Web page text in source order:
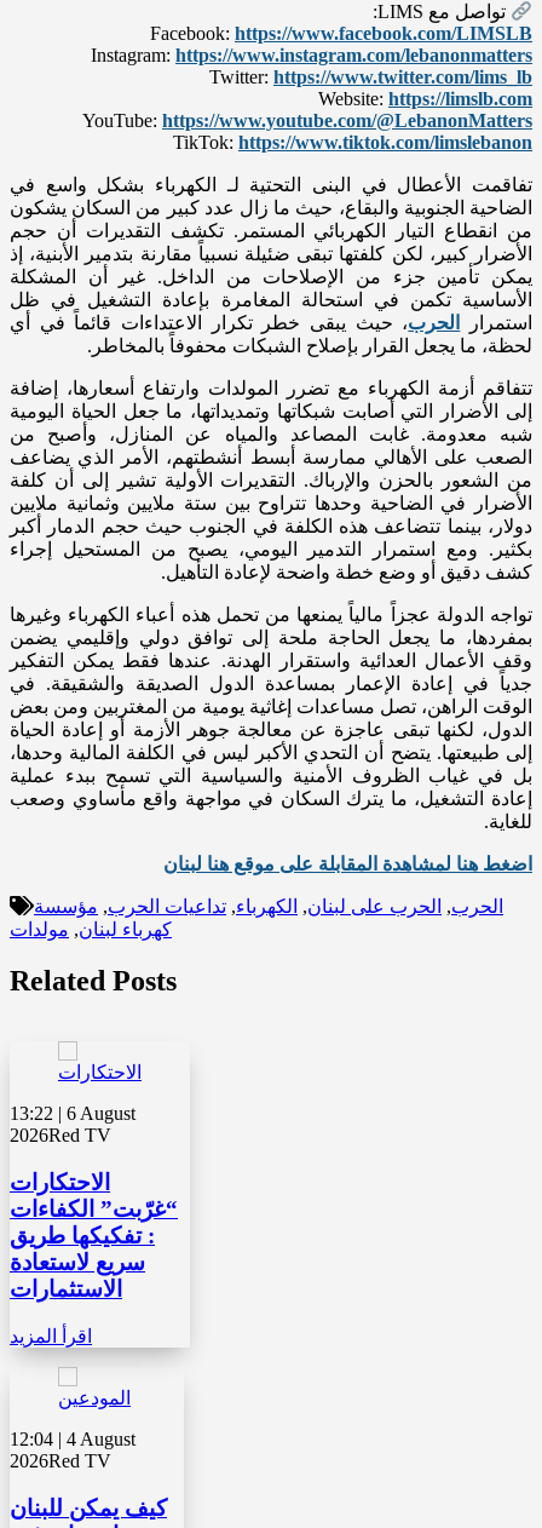
تواصل مع LIMS:
Facebook: https://www.facebook.com/LIMSLB
Instagram: https://www.instagram.com/lebanonmatters
Twitter: https://www.twitter.com/lims_lb
Website: https://limslb.com
YouTube: https://www.youtube.com/@LebanonMatters
TikTok: https://www.tiktok.com/limslebanon
تفاقمت الأعطال في البنى التحتية لـ الكهرباء بشكل واسع في
الضاحية الجنوبية والبقاع، حيث ما زال عدد كبير من السكان يشكون
من انقطاع التيار الكهربائي المستمر. تكشف التقديرات أن حجم
الأضرار كبير، لكن كلفتها تبقى ضئيلة نسبياً مقارنة بتدمير الأبنية، إذ
يمكن تأمين جزء من الإصلاحات من الداخل. غير أن المشكلة
الأساسية تكمن في استحالة المغامرة بإعادة التشغيل في ظل
استمرار
الحرب، حيث يبقى خطر تكرار الاعتداءات قائماً في أي
لحظة، ما يجعل القرار بإصلاح الشبكات محفوفاً بالمخاطر.
تتفاقم أزمة الكهرباء مع تضرر المولدات وارتفاع أسعارها، إضافة
إلى الأضرار التي أصابت شبكاتها وتمديداتها، ما جعل الحياة اليومية
شبه معدومة. غابت المصاعد والمياه عن المنازل، وأصبح من
الصعب على الأهالي ممارسة أبسط أنشطتهم، الأمر الذي يضاعف
من الشعور بالحزن والإرباك. التقديرات الأولية تشير إلى أن كلفة
الأضرار في الضاحية وحدها تتراوح بين ستة ملايين وثمانية ملايين
دولار، بينما تتضاعف هذه الكلفة في الجنوب حيث حجم الدمار أكبر
بكثير. ومع استمرار التدمير اليومي، يصبح من المستحيل إجراء
كشف دقيق أو وضع خطة واضحة لإعادة التأهيل.
تواجه الدولة عجزاً مالياً يمنعها من تحمل هذه أعباء الكهرباء وغيرها
بمفردها، ما يجعل الحاجة ملحة إلى توافق دولي وإقليمي يضمن
وقف الأعمال العدائية واستقرار الهدنة. عندها فقط يمكن التفكير
جدياً في إعادة الإعمار بمساعدة الدول الصديقة والشقيقة. في
الوقت الراهن، تصل مساعدات إغاثية يومية من المغتربين ومن بعض
الدول، لكنها تبقى عاجزة عن معالجة جوهر الأزمة أو إعادة الحياة
إلى طبيعتها. يتضح أن التحدي الأكبر ليس في الكلفة المالية وحدها،
بل في غياب الظروف الأمنية والسياسية التي تسمح ببدء عملية
إعادة التشغيل، ما يترك السكان في مواجهة واقع مأساوي وصعب
للغاية.
اضغط هنا لمشاهدة المقابلة على موقع هنا لبنان
الحرب, الحرب على لبنان, الكهرباء, تداعيات الحرب, مؤسسة
كهرباء لبنان, مولدات
Related Posts
13:22 | 6 August
2026Red TV
الاحتكارات
“غرّبت” الكفاءات
: تفكيكها طريق
سريع لاستعادة
الاستثمارات
اقرأ المزيد
12:04 | 4 August
2026Red TV
كيف يمكن للبنان